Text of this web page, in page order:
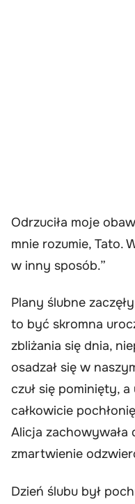
Odrzuciła moje
mnie rozumie, Tato.
w inny sposób.”
Plany ślubne
to być skromna
zbliżania się dnia,
osadzał się w
czuł się pominięty,
całkowicie
Alicja zachowywała
zmartwienie
Dzień ślubu był